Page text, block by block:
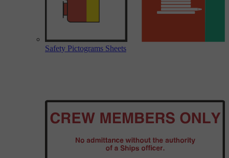
Safety Pictograms Sheets